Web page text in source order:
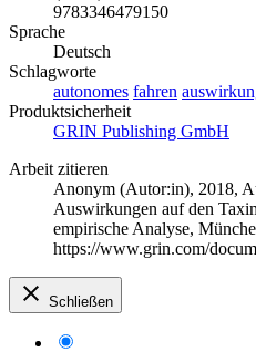
9783346479150
Sprache
Deutsch
Schlagworte
autonomes fahren
Produktsicherheit
GRIN Publishing GmbH
Arbeit zitieren
Anonym (Autor:in), 2018,
Auswirkungen auf den
empirische Analyse,
https://www.grin.com/
Schließen